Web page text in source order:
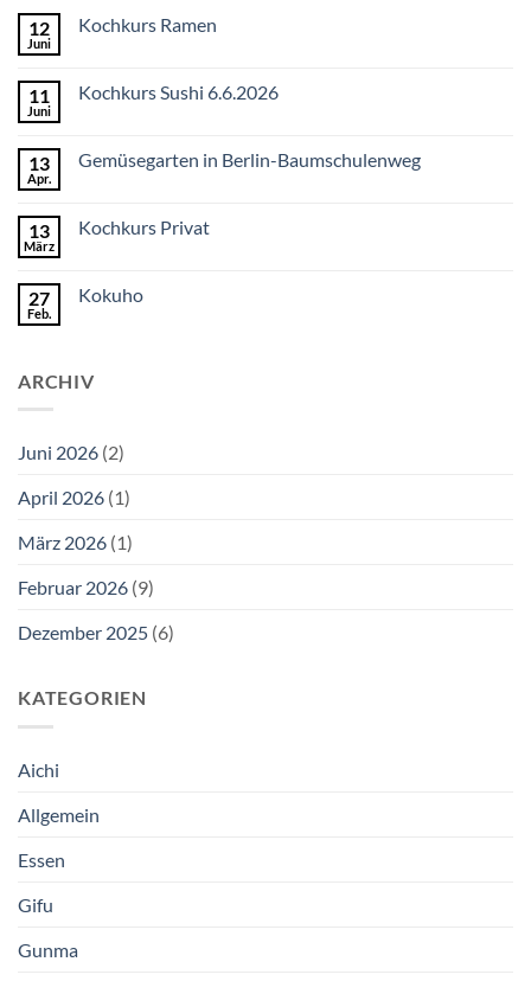
12
Juni
Kochkurs Ramen
Kochkurs
11
Juni
Kochkurs Sushi 6.6.2026
Kochkurs
13
Apr.
Gemüsegarten in Berlin-Baumschulenweg
Gemüsegarten
13
März
Kochkurs Privat
Kochkurs
27
Feb.
Kokuho
ARCHIV
Juni 2026 (2)
April 2026 (1)
März 2026 (1)
Februar 2026 (9)
Dezember 2025 (6)
KATEGORIEN
Aichi
Allgemein
Essen
Gifu
Gunma